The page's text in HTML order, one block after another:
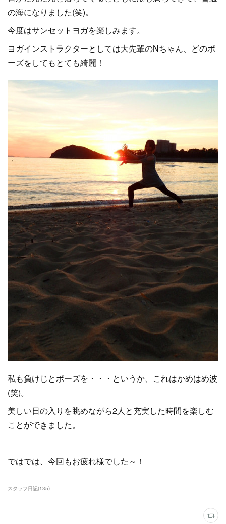
の海になりました(笑)。
今度はサンセットヨガを楽しみます。
ヨガインストラクターとしては大先輩のNちゃん、どのポ
ーズをしてもとても綺麗！
私も負けじとポーズを・・・というか、これはかめはめ波
(笑)。
美しい日の入りを眺めながら2人と充実した時間を楽しむ
ことができました。
ではでは、今回もお疲れ様でした～！
スタッフ日記(135)